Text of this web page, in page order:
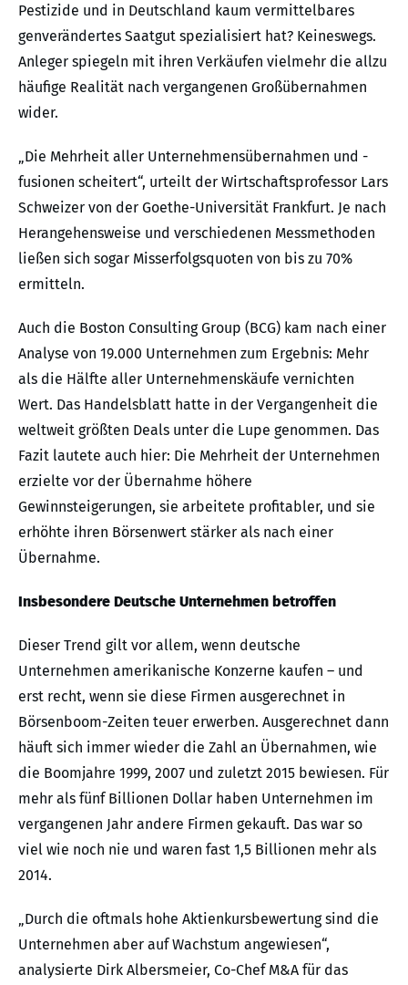
Pestizide und in Deutschland kaum vermittelbares
genverändertes Saatgut spezialisiert hat? Keineswegs.
Anleger spiegeln mit ihren Verkäufen vielmehr die allzu
häufige Realität nach vergangenen Großübernahmen
wider.
„Die Mehrheit aller Unternehmensübernahmen und -
fusionen scheitert“, urteilt der Wirtschaftsprofessor Lars
Schweizer von der Goethe-Universität Frankfurt. Je nach
Herangehensweise und verschiedenen Messmethoden
ließen sich sogar Misserfolgsquoten von bis zu 70%
ermitteln.
Auch die Boston Consulting Group (BCG) kam nach einer
Analyse von 19.000 Unternehmen zum Ergebnis: Mehr
als die Hälfte aller Unternehmenskäufe vernichten
Wert. Das Handelsblatt hatte in der Vergangenheit die
weltweit größten Deals unter die Lupe genommen. Das
Fazit lautete auch hier: Die Mehrheit der Unternehmen
erzielte vor der Übernahme höhere
Gewinnsteigerungen, sie arbeitete profitabler, und sie
erhöhte ihren Börsenwert stärker als nach einer
Übernahme.
Insbesondere Deutsche Unternehmen betroffen
Dieser Trend gilt vor allem, wenn deutsche
Unternehmen amerikanische Konzerne kaufen – und
erst recht, wenn sie diese Firmen ausgerechnet in
Börsenboom-Zeiten teuer erwerben. Ausgerechnet dann
häuft sich immer wieder die Zahl an Übernahmen, wie
die Boomjahre 1999, 2007 und zuletzt 2015 bewiesen. Für
mehr als fünf Billionen Dollar haben Unternehmen im
vergangenen Jahr andere Firmen gekauft. Das war so
viel wie noch nie und waren fast 1,5 Billionen mehr als
2014.
„Durch die oftmals hohe Aktienkursbewertung sind die
Unternehmen aber auf Wachstum angewiesen“,
analysierte Dirk Albersmeier, Co-Chef M&A für das